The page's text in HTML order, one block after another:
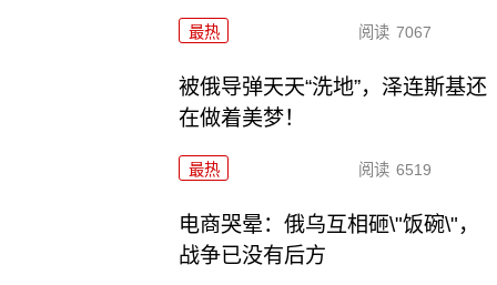
最热 阅读 7067
被俄导弹天天“洗地”，泽连斯基还
在做着美梦！
最热 阅读 6519
电商哭晕：俄乌互相砸\"饭碗\"，
战争已没有后方